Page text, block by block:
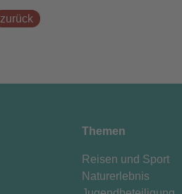
zurück
Themen
Reisen und Sport
Naturerlebnis